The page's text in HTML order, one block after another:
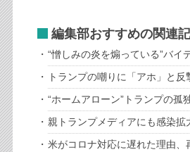
編集部おすすめの関連
“憎しみの炎を煽っている”バイ
トランプの嘲りに「アホ」と
“ホームアローン”トランプの
親トランプメディアにも感染
米がコロナ対応に遅れた理由、